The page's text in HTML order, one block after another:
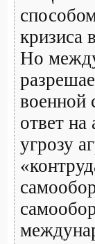
кризиса
Но
военной
ответ на
угрозу